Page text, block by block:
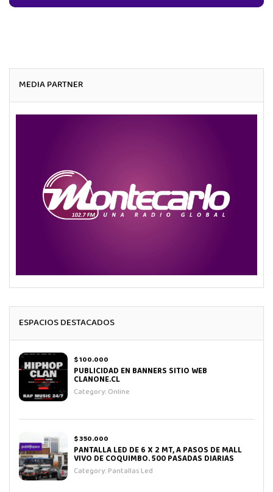
MEDIA PARTNER
ESPACIOS DESTACADOS
$ 100.000
PUBLICIDAD EN BANNERS SITIO WEB
CLANONE.CL
Category:Online
$ 350.000
PANTALLA LED DE 6 X 2 MT, A PASOS DE MALL
VIVO DE COQUIMBO. 500 PASADAS DIARIAS
Category:Pantallas Led